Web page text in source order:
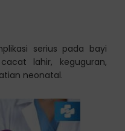
serius pada bayi
lahir, keguguran,
neonatal.